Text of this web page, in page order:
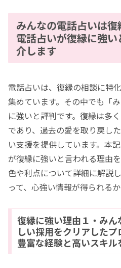
みんなの電話占いは
電話占いが復縁に強
介します
電話占いは、復縁の相談に特
集めています。その中でも「
に強いと評判です。復縁は多
であり、過去の愛を取り戻し
い支援を提供しています。本
が復縁に強いと言われる理由
色や利点について詳細に解説
って、心強い情報が得られる
復縁に強い理由１・み
しい採用をクリアした
豊富な経験と高いスキ